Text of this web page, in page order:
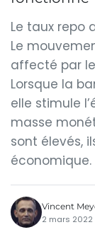
Le taux repo
Le
affecté par
Lorsque la
elle stimule
masse
sont élevés,
Vincent
2 mars 2022